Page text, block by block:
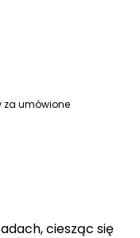
za umówione
ciesząc się